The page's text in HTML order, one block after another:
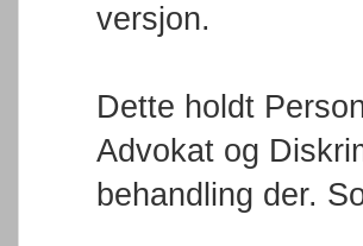
versjon.
Dette holdt
Advokat og
behandling der.